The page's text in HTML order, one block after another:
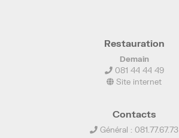
Restauration
Demain
081 44 44 49
Site internet
Contacts
Général : 081.77.67.73